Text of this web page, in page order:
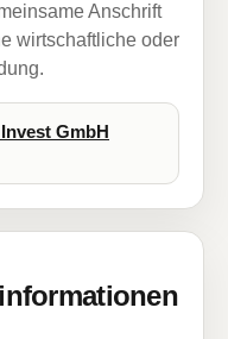
Anschrift
wirtschaftliche oder
GmbH